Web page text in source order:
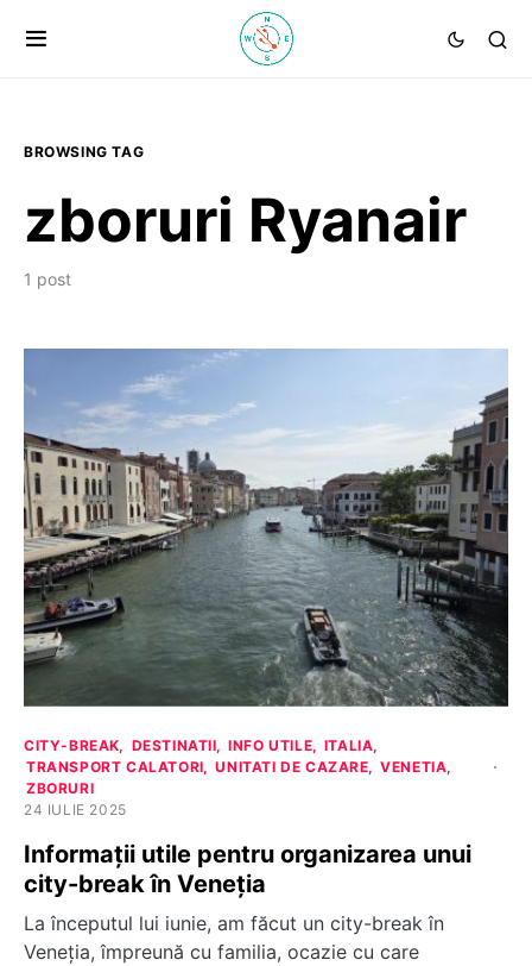
BROWSING TAG
zboruri Ryanair
1 post
CITY-BREAK DESTINATII INFO UTILE
ITALIA
TRANSPORT CALATORI
UNITATI DE CAZARE
VENETIA
ZBORURI
24 IULIE 2025
Informații utile pentru organizarea unui
city-break în Veneția
La începutul lui iunie, am făcut un city-break în
Veneția, împreună cu familia, ocazie cu care